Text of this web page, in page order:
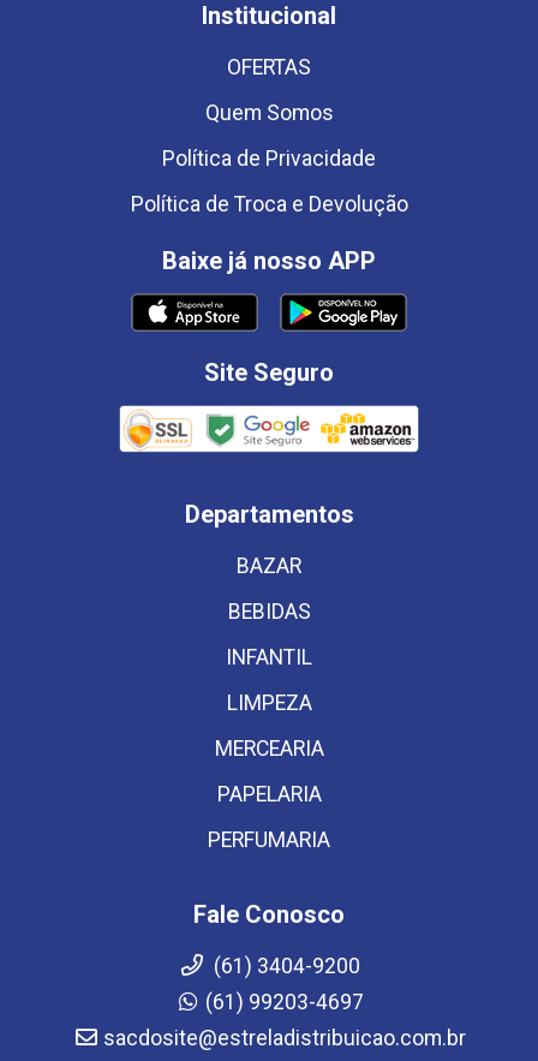
Institucional
OFERTAS
Quem Somos
Política de Privacidade
Política de Troca e Devolução
Baixe já nosso APP
Site Seguro
Departamentos
BAZAR
BEBIDAS
INFANTIL
LIMPEZA
MERCEARIA
PAPELARIA
PERFUMARIA
Fale Conosco
(61) 3404-9200
(61) 99203-4697
sacdosite@estreladistribuicao.com.br